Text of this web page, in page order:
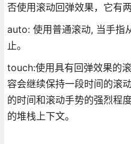
否使用滚动回弹效果，它有两
auto: 使用普通滚动, 当手指
止。
touch:使用具有回弹效果的
容会继续保持一段时间的滚
的时间和滚动手势的强烈程
的堆栈上下文。